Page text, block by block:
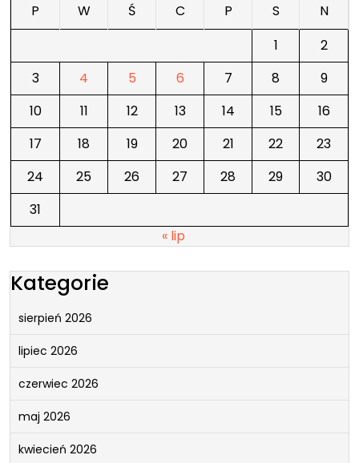
P
W Ś C P S
N
1
2
3
4 5 6 7 8
9
10
11 12 13 14 15
16
17
18 19 20 21 22
23
24
25 26 27 28 29
30
31
« lip
Kategorie
sierpień 2026
lipiec 2026
czerwiec 2026
maj 2026
kwiecień 2026